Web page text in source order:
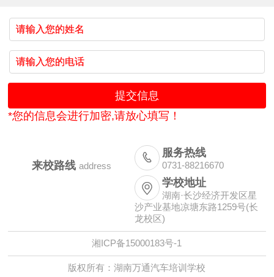
*您的信息会进行加密,请放心填写！
来校路线 address
 服务热线
0731-88216670
 学校地址
湖南·长沙经济开发区星
沙产业基地凉塘东路1259号(长
龙校区)
湘ICP备15000183号-1
版权所有：湖南万通汽车培训学校